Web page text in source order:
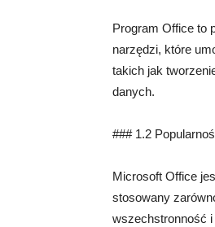
Program Office to
narzędzi, które
takich jak
danych.
### 1.2
Microsoft Office
stosowany
wszechstronność i